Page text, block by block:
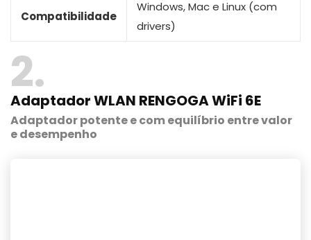
Compatibilidade
Windows, Mac e Linux (com
drivers)
2
Adaptador WLAN RENGOGA WiFi 6E
Adaptador potente e com equilíbrio entre valor
e desempenho